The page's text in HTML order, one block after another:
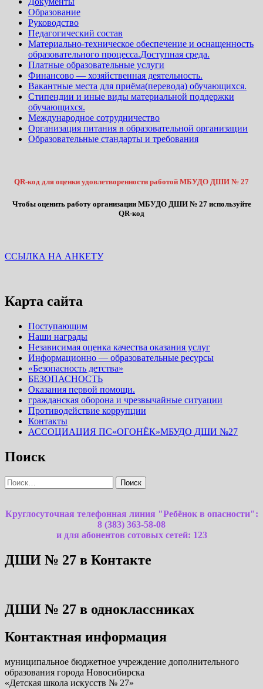
Образование
Руководство
Педагогический состав
Материально-техническое обеспечение и оснащенность
образовательного процесса.Доступная среда.
Платные образовательные услуги
Финансово — хозяйственная деятельность.
Вакантные места для приёма(перевода) обучающихся.
Стипендии и иные виды материальной поддержки
обучающихся.
Международное сотрудничество
Организация питания в образовательной организации
Образовательные стандарты и требования
QR-код для оценки удовлетворенности работой МБУДО ДШИ № 27
Чтобы оценить работу организации МБУДО ДШИ № 27 используйте
QR-код
ССЫЛКА НА АНКЕТУ
Карта сайта
Поступающим
Наши награды
Независимая оценка качества оказания услуг
Информационно — образовательные ресурсы
«Безопасность детства»
БЕЗОПАСНОСТЬ
Оказания первой помощи.
гражданская оборона и чрезвычайные ситуации
Противодействие коррупции
Контакты
АССОЦИАЦИЯ ПС«ОГОНЁК»МБУДО ДШИ №27
Поиск
Найти:
Круглосуточная телефонная линия "Ребёнок в опасности":
8 (383) 363-58-08
и для абонентов сотовых сетей: 123
ДШИ № 27 в Контакте
ДШИ № 27 в одноклассниках
Контактная информация
муниципальное бюджетное учреждение дополнительного
образования города Новосибирска
«Детская школа искусств № 27»